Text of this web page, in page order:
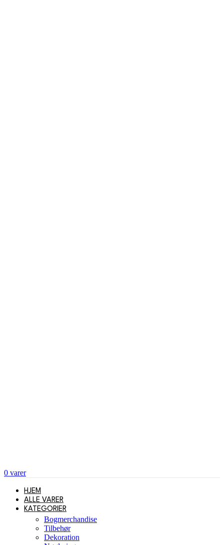
0 varer
HJEM
ALLE VARER
KATEGORIER
Bogmerchandise
Tilbehør
Dekoration